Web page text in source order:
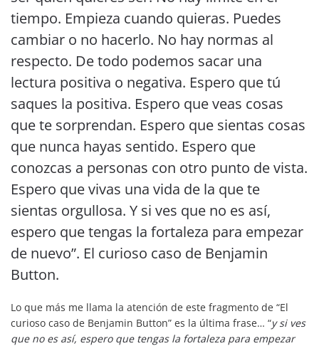
tiempo. Empieza cuando quieras. Puedes
cambiar o no hacerlo. No hay normas al
respecto. De todo podemos sacar una
lectura positiva o negativa. Espero que tú
saques la positiva. Espero que veas cosas
que te sorprendan. Espero que sientas cosas
que nunca hayas sentido. Espero que
conozcas a personas con otro punto de vista.
Espero que vivas una vida de la que te
sientas orgullosa. Y si ves que no es así,
espero que tengas la fortaleza para empezar
de nuevo”. El curioso caso de Benjamin
Button.
Lo que más me llama la atención de este fragmento de “El
curioso caso de Benjamin Button” es la última frase… “y si ves
que no es así, espero que tengas la fortaleza para empezar